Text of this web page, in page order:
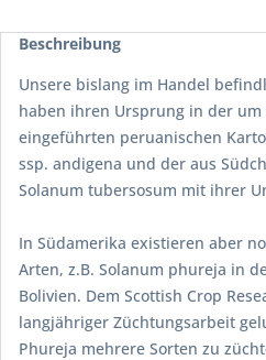
Beschreibung
Unsere bislang im Handel
haben ihren Ursprung in der um
eingeführten peruanischen
ssp. andigena und der aus
Solanum tubersosum mit ihrer
In Südamerika existieren aber
Arten, z.B. Solanum phureja in
Bolivien. Dem Scottish Crop
langjähriger Züchtungsarbeit
Phureja mehrere Sorten zu